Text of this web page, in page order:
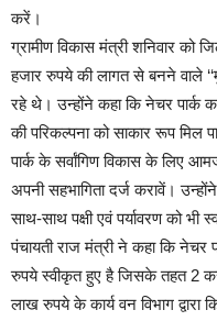
करें।
ग्रामीण विकास मंत्री शनिवार को
हजार रुपये की लागत से बनने वाले
रहे थे। उन्होंने कहा कि नेचर पार्क
की परिकल्पना को साकार रूप मिल
पार्क के सर्वांगिण विकास के लिए
अपनी सहभागिता दर्ज करावें।
साथ-साथ पक्षी एवं पर्यावरण को भी
पंचायती राज मंत्री ने कहा कि नेचर
रुपये स्वीकृत हुए है जिसके तहत 2
लाख रुपये के कार्य वन विभाग